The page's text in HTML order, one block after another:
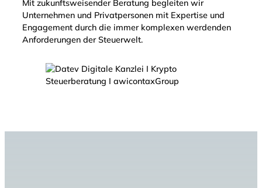
Mit zukunftsweisender Beratung begleiten wir
Unternehmen und Privatpersonen mit Expertise und
Engagement durch die immer komplexen werdenden
Anforderungen der Steuerwelt.